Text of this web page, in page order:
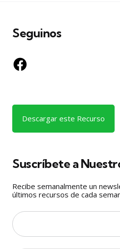
Seguinos
Facebook
Descargar este Recurso
Suscríbete a
Recibe semanalmente un
últimos recursos de cada